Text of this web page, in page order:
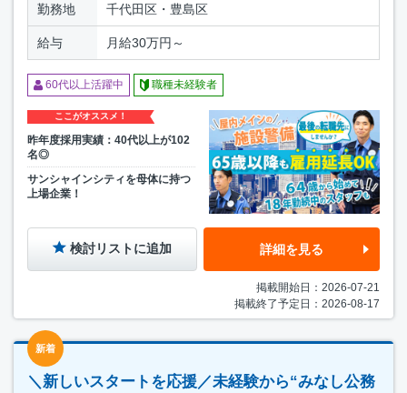
勤務地 千代田区・豊島区
給与 月給30万円～
60代以上活躍中 職種未経験者
ここがオススメ！
昨年度採用実績：40代以上が102
名◎
サンシャインシティを母体に持つ
上場企業！
検討リストに追加 詳細を見る
掲載開始日：2026-07-21
掲載終了予定日：2026-08-17
新着
＼新しいスタートを応援／未経験から“みなし公務